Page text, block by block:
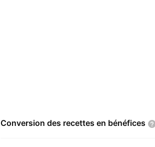
Conversion des recettes en bénéfices